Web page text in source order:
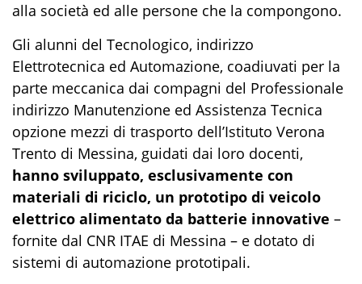
alla società ed alle persone che la compongono.
Gli alunni del Tecnologico, indirizzo
Elettrotecnica ed Automazione, coadiuvati per la
parte meccanica dai compagni del Professionale
indirizzo Manutenzione ed Assistenza Tecnica
opzione mezzi di trasporto dell’Istituto Verona
Trento di Messina, guidati dai loro docenti,
hanno sviluppato, esclusivamente con
materiali di riciclo, un prototipo di veicolo
elettrico alimentato da batterie innovative –
fornite dal CNR ITAE di Messina – e dotato di
sistemi di automazione prototipali.